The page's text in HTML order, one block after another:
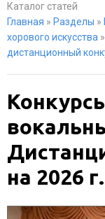
Каталог статей
Главная » Разделы »
хорового искусства »
дистанционный
на 2026 г.